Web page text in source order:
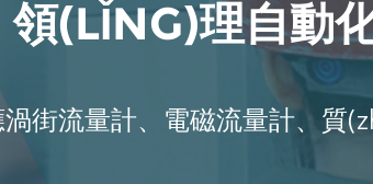
領(LǏNG)理自動
街流量計、電磁流量計、質